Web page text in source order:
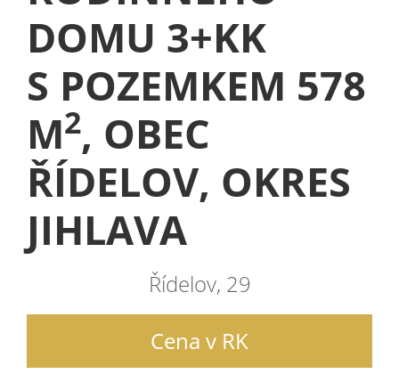
DOMU 3+KK
S POZEMKEM 578
M2, OBEC
ŘÍDELOV, OKRES
JIHLAVA
Řídelov, 29
Cena v RK